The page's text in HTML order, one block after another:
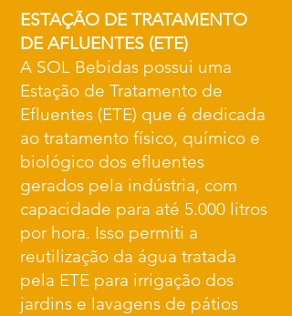
ESTAÇÃO DE TRATAMENTO
DE AFLUENTES (ETE)
A SOL Bebidas possui uma
Estação de Tratamento de
Efluentes (ETE) que é dedicada
ao tratamento físico, químico e
biológico dos efluentes
gerados pela indústria, com
capacidade para até 5.000 litros
por hora. Isso permiti a
reutilização da água tratada
pela ETE para irrigação dos
jardins e lavagens de pátios